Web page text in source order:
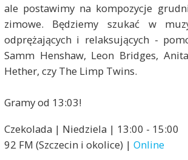
ale postawimy na kompozycje
zimowe. Będziemy szukać w
odprężających i relaksujących -
Samm Henshaw, Leon Bridges,
Hether, czy The Limp Twins.
Gramy od 13:03!
Czekolada | Niedziela | 13:00 - 15:00
92 FM (Szczecin i okolice) | Online